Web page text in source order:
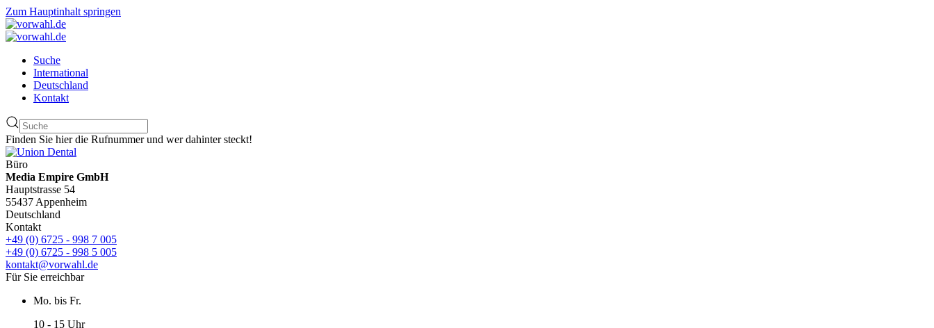
Zum Hauptinhalt springen
Suche
International
Deutschland
Kontakt
Finden Sie hier die Rufnummer und wer dahinter steckt!
Büro
Media Empire GmbH
Hauptstrasse 54
55437 Appenheim
Deutschland
Kontakt
+49 (0) 6725 - 998 7 005
+49 (0) 6725 - 998 5 005
kontakt@vorwahl.de
Für Sie erreichbar
Mo. bis Fr.
10 - 15 Uhr